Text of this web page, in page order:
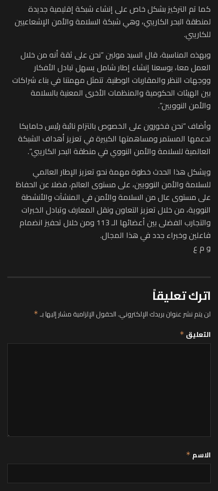
كما تم التركيز بشكل خاص على إنشاء شبكة إقليمية جديدة
لمنطقة البحر الكاريبي، وهي شبكة السلامة والأمن الإشعاعيين
للكاريبي.
وبهذه المناسبة، قال السيد مولين “نحن على ثقة أنه من خلال
العمل معا، بوسعنا إنشاء إطار شامل يسهل تبادل الأفكار
ووجهات النظر والمقاربات الوطنية. تتمثل مهمتنا في بناء شراكات
بين الهيئات الحكومية والمنظمات الأخرى المعنية بالسلامة
والأمن النوويين”.
وأضاف “نحن فخورون على الخصوص بالتزام نائبة رئيس جامايكا
لدعمها المستمر ومساهمتها الكبيرة في تعزيز أهداف الشبكة
العالمية للسلامة والأمن النووي في منطقة البحر الكاريبي”.
ويشكل هذا الحدث خطوة مهمة نحو تعزيز الإطار العالمي
للسلامة والأمن النوويين، على مستوى العالم، فضلا عن الحفاظ
على مستوى عال من السلامة والأمن في المنشآت والأنشطة
النووية، من خلال تعزيز التعاون ونقل المعارف وتبادل الخبرات
والتجارب الفضلى بين أعضائها الـ 113 ومن خلال تحفيز انضمام
فاعلين وخبراء جدد في هذا المجال.
و م ع
اترك تعليقاً
لن يتم نشر عنوان بريدك الإلكتروني.الحقول الإلزامية مشار إليها بـ*
التعليق *
الاسم *